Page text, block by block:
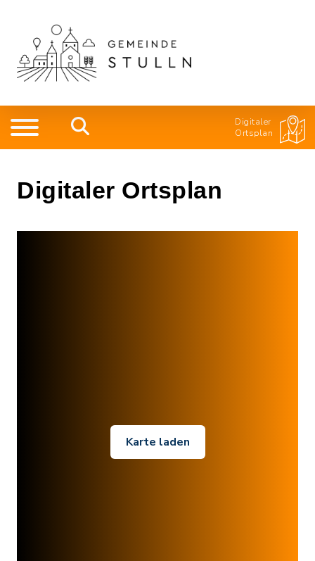
Digitaler
Ortsplan
Digitaler Ortsplan
Karte laden